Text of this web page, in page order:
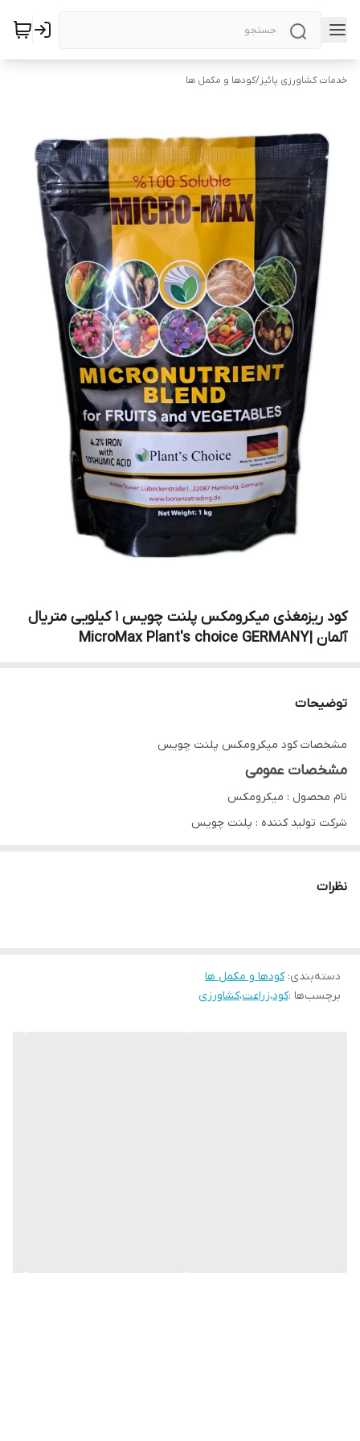
خدمات کشاورزی پائیز/کودها و مکمل ها
کود ریزمغذی میکرومکس پلنت چویس 1 کیلویی متریال
آلمان |MicroMax Plant's choice GERMANY
توضیحات
مشخصات کود میکرومکس پلنت چویس
مشخصات عمومی
نام محصول : میکرومکس
شرکت تولید کننده : پلنت چویس
نظرات
دسته‌بندی:کودها و مکمل ها
برچسب‌ها :کود،زراعت،کشاورزی